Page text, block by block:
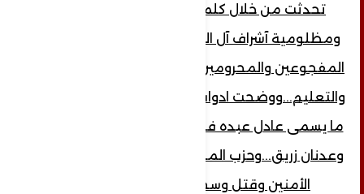
تحدثت من خلال كلمتها عن حجم معاناة
ومظلومية آشراف آل الرميمة وبالذات الأطفال
المفجوعين والمحرومين من الأمان في العيش
والتعليم...ووضحت ادوات العدوان في تعز وهم
ما يسمى عادل عبده فارع الملقب ابو العباس..
وعدنان زريق...وحزب المسخ التكفيري الذي افزع
الأمنين وقتل وسحل الآشراف من آل